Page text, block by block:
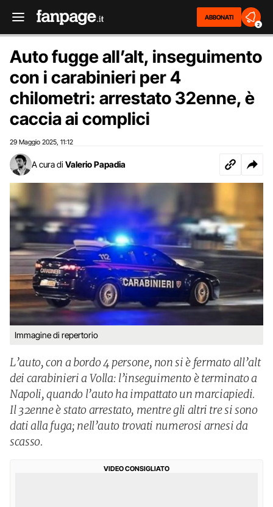
ABBONATI
2
Auto fugge all’alt, inseguimento
con i carabinieri per 4
chilometri: arrestato 32enne, è
caccia ai complici
29 Maggio 2025 11:12
A cura di Valerio Papadia
Immagine di repertorio
L’auto, con a bordo 4 persone, non si è fermato all’alt
dei carabinieri a Volla: l’inseguimento è terminato a
Napoli, quando l’auto ha impattato un marciapiedi.
Il 32enne è stato arrestato, mentre gli altri tre si sono
dati alla fuga; nell’auto trovati numerosi arnesi da
scasso.
VIDEO CONSIGLIATO